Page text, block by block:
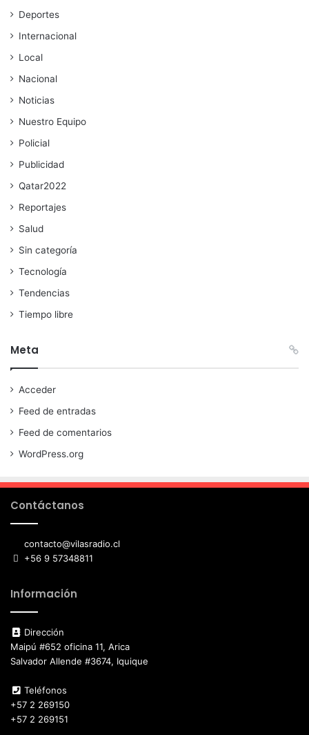
Deportes
Internacional
Local
Nacional
Noticias
Nuestro Equipo
Policial
Publicidad
Qatar2022
Reportajes
Salud
Sin categoría
Tecnología
Tendencias
Tiempo libre
Meta
Acceder
Feed de entradas
Feed de comentarios
WordPress.org
Contáctanos
contacto@vilasradio.cl
+56 9 57348811
Información
Dirección
Maipú #652 oficina 11, Arica
Salvador Allende #3674, Iquique
Teléfonos
+57 2 269150
+57 2 269151